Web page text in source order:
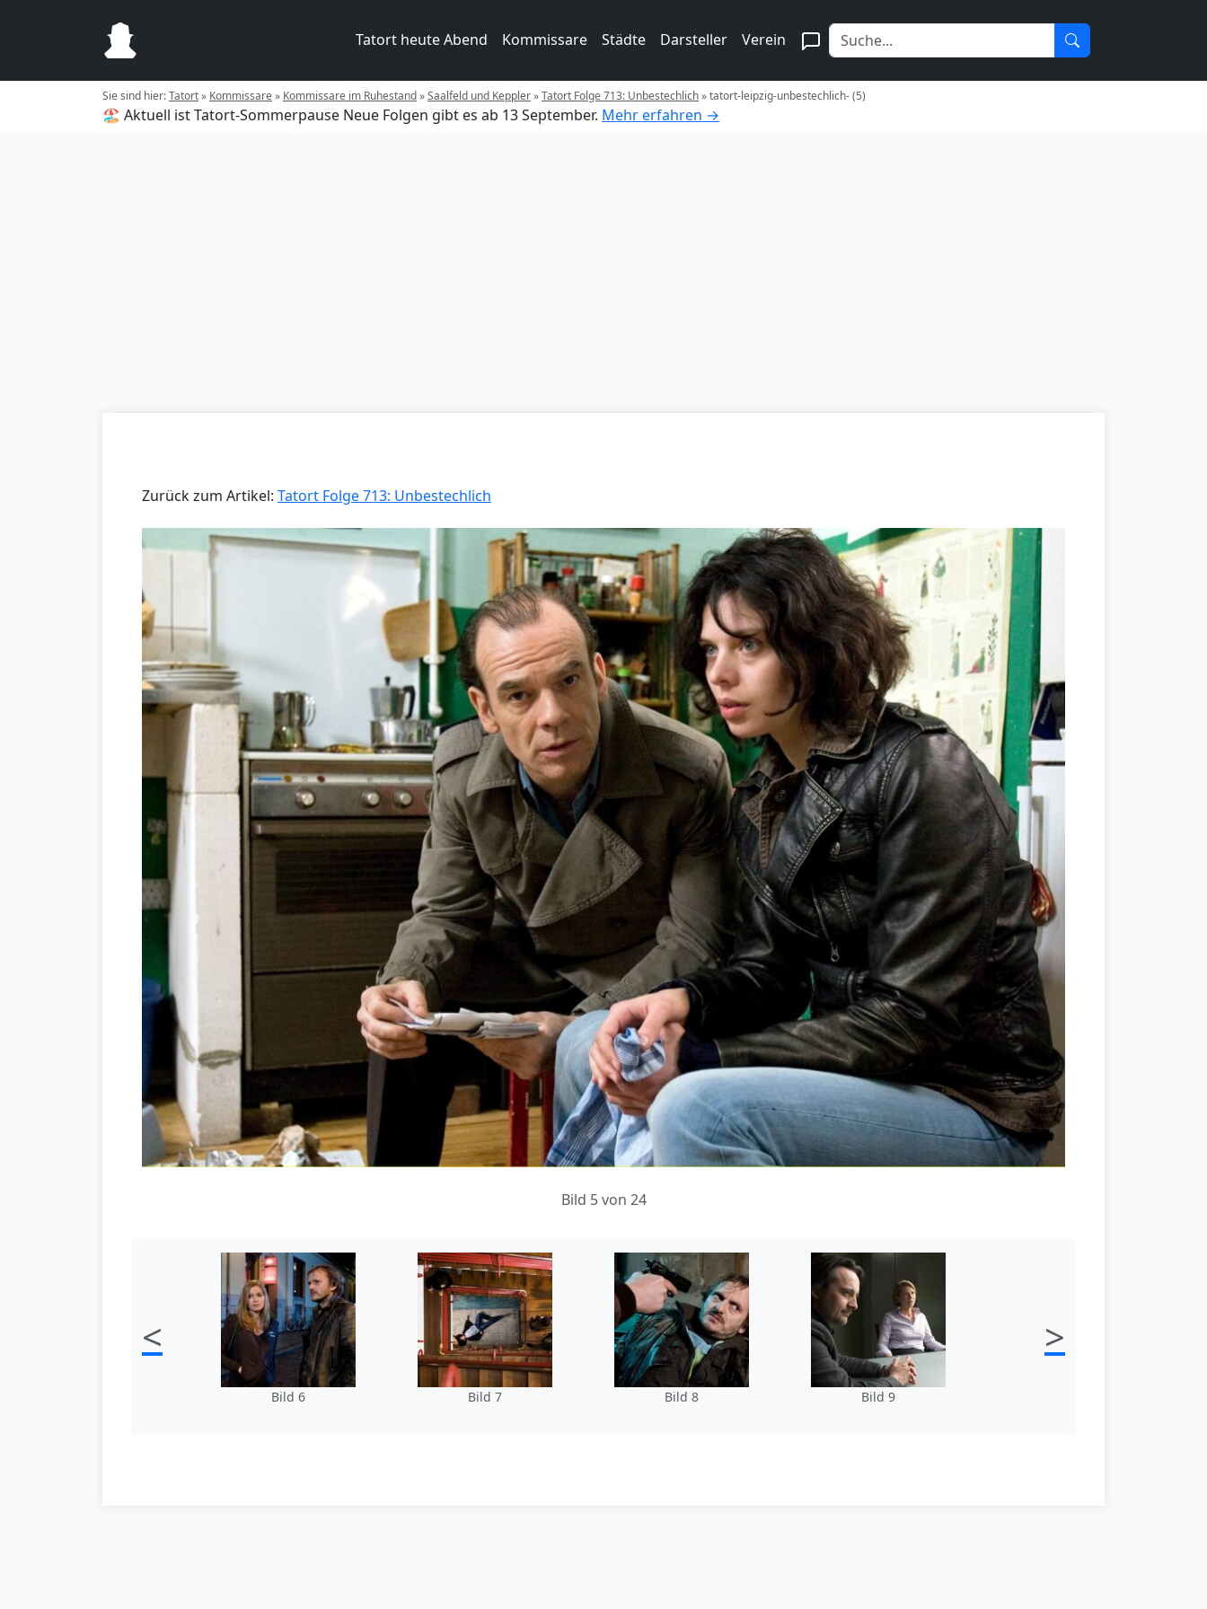
Tatort heute Abend Kommissare Städte Darsteller Verein
Sie sind hier:Tatort» Kommissare» Kommissare im Ruhestand»Saalfeld und Keppler»Tatort Folge 713: Unbestechlich»tatort-leipzig-unbestechlich- (5)
🏖️ Aktuell ist Tatort-Sommerpause Neue Folgen gibt es ab 13 September. Mehr erfahren →
Zurück zum Artikel: Tatort Folge 713: Unbestechlich
Bild 5 von 24
<
Bild 6 Bild 7 Bild 8 Bild 9
>